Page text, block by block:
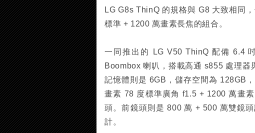
LG G8s ThinQ 的規格與 G8 大致相同
標準 + 1200 萬畫素長焦的組合。
一同推出的 LG V50 ThinQ 配備 6.4
Boombox 喇叭，搭載高通 s855 處理器
記憶體則是 6GB，儲存空間為 128GB
畫素 78 度標準廣角 f1.5 + 1200 萬畫
頭。前鏡頭則是 800 萬 + 500 萬雙鏡
計。